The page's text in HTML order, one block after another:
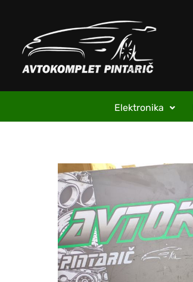
Elektronika